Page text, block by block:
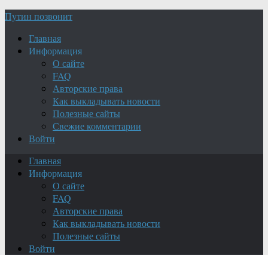
Путин позвонит
Главная
Информация
О сайте
FAQ
Авторские права
Как выкладывать новости
Полезные сайты
Свежие комментарии
Войти
Главная
Информация
О сайте
FAQ
Авторские права
Как выкладывать новости
Полезные сайты
Войти